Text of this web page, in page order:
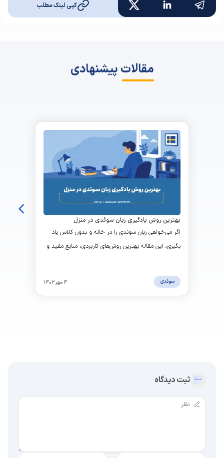
کپی لینک مطلب
مقالات پیشنهادی
بهترین روش یادگیری زبان سوئدی در منزل
اگر می‌خواهی زبان سوئدی را در خانه و بدون کلاس یاد
بگیری، این مقاله بهترین روش‌های کاربردی، منابع مفید و
در منزل را به تو آموزش می‌دهد.
سوئدی ۴ مهر ۱۴۰۲
ثبت دیدگاه